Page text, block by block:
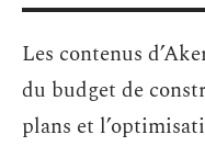
Les contenus
du budget de
plans et